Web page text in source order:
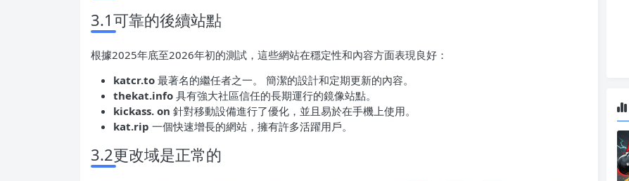
3.1可靠的後續站點
根據2025年底至2026年初的測試，這些網站在穩定性和內容方面表現良好：
katcr.to 最著名的繼任者之一。 簡潔的設計和定期更新的內容。
thekat.info 具有強大社區信任的長期運行的鏡像站點。
kickass. on 針對移動設備進行了優化，並且易於在手機上使用。
kat.rip 一個快速增長的網站，擁有許多活躍用戶。
3.2更改域是正常的